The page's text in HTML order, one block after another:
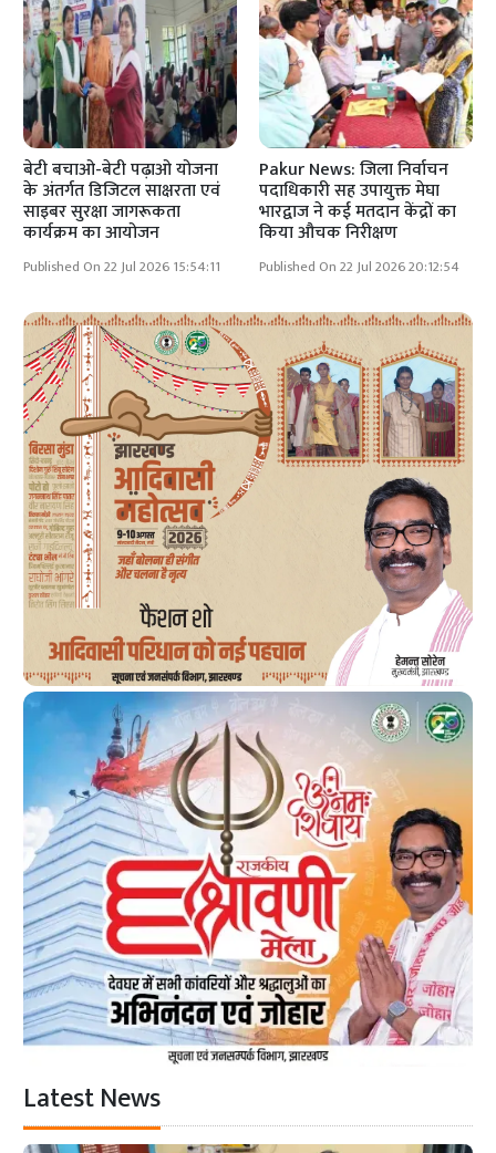
बेटी बचाओ-बेटी पढ़ाओ योजना
के अंतर्गत डिजिटल साक्षरता एवं
साइबर सुरक्षा जागरूकता
कार्यक्रम का आयोजन
Published On 22 Jul 2026 15:54:11
Pakur News: जिला निर्वाचन
पदाधिकारी सह उपायुक्त मेघा
भारद्वाज ने कई मतदान केंद्रों का
किया औचक निरीक्षण
Published On 22 Jul 2026 20:12:54
Latest News